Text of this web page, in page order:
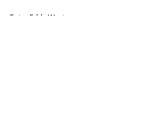
Foto: Eddy Westveer